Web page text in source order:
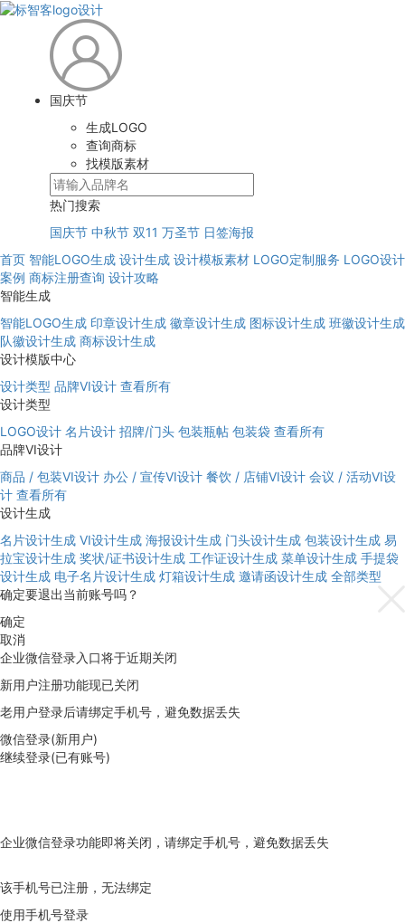
国庆节
生成LOGO
查询商标
找模版素材
热门搜索
国庆节 中秋节 双11 万圣节 日签海报
首页 智能LOGO生成 设计生成 设计模板素材 LOGO定制服务 LOGO设计
案例 商标注册查询 设计攻略
智能生成
智能LOGO生成 印章设计生成 徽章设计生成 图标设计生成 班徽设计生成
队徽设计生成 商标设计生成
设计模版中心
设计类型 品牌VI设计 查看所有
设计类型
LOGO设计 名片设计 招牌/门头 包装瓶帖 包装袋 查看所有
品牌VI设计
商品 / 包装VI设计 办公 / 宣传VI设计 餐饮 / 店铺VI设计 会议 / 活动VI设
计 查看所有
设计生成
名片设计生成 VI设计生成 海报设计生成 门头设计生成 包装设计生成 易
拉宝设计生成 奖状/证书设计生成 工作证设计生成 菜单设计生成 手提袋
设计生成 电子名片设计生成 灯箱设计生成 邀请函设计生成 全部类型
确定要退出当前账号吗？
确定
取消
企业微信登录入口将于近期关闭
新用户注册功能现已关闭
老用户登录后请绑定手机号，避免数据丢失
微信登录(新用户)
继续登录(已有账号)
企业微信登录功能即将关闭，请绑定手机号，避免数据丢失
该手机号已注册，无法绑定
使用手机号登录